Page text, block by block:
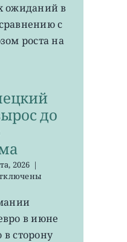
ожиданий в
с
роста на
до
2026 |
в июне
в сторону